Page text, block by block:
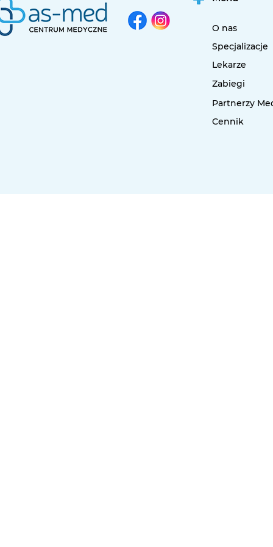
O nas
Specjalizacje
Lekarze
Zabiegi
Partnerzy
Cennik